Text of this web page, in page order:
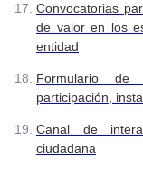
Convocatorias
de valor en los
entidad
Formulario de
participación,
Canal de
ciudadana